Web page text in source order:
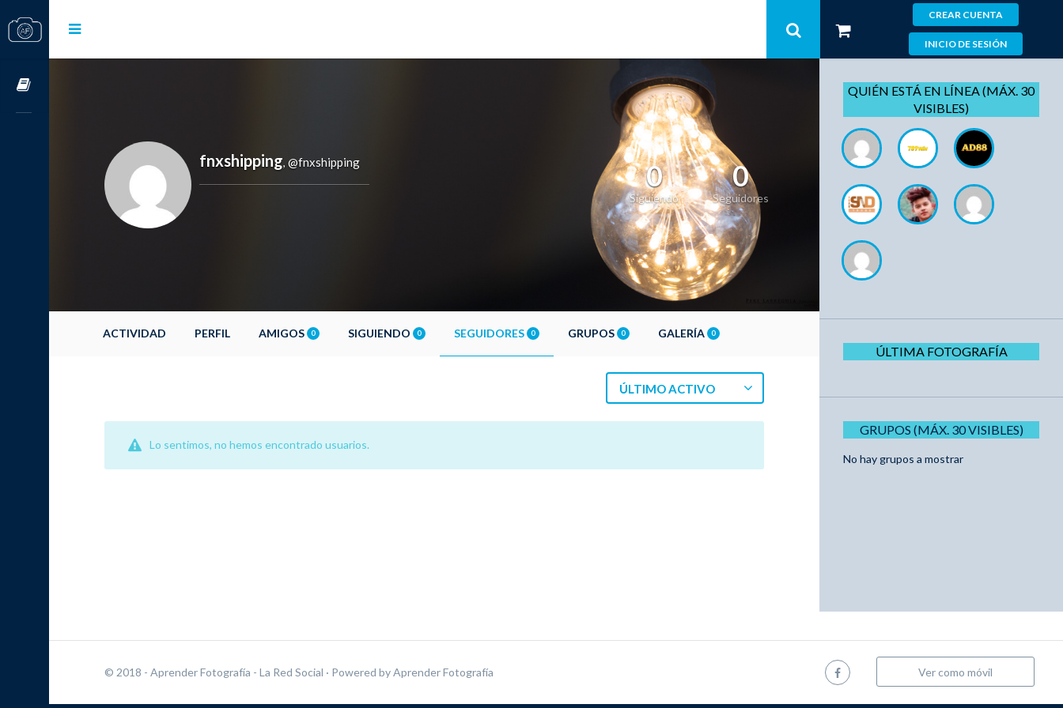
CREAR CUENTA
INICIO DE SESIÓN
fnxshipping, @fnxshipping 0
Siguiendo
0
Seguidores
ACTIVIDAD PERFIL AMIGOS 0 SIGUIENDO 0 SEGUIDORES 0 GRUPOS 0 GALERÍA 0
ÚLTIMO ACTIVO
Lo sentimos, no hemos encontrado usuarios.
QUIÉN ESTÁ EN LÍNEA (MÁX. 30
VISIBLES)
ÚLTIMA FOTOGRAFÍA
GRUPOS (MÁX. 30 VISIBLES)
No hay grupos a mostrar
© 2018 - Aprender Fotografía - La Red Social · Powered byAprender Fotografía